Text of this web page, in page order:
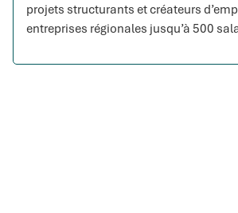
projets structurants et créateurs
entreprises régionales jusqu’à 500